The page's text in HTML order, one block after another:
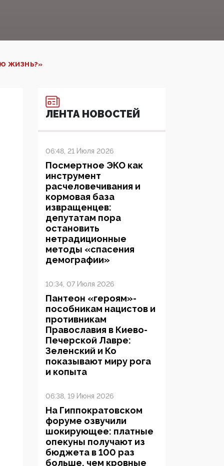
ЖИЗНЬ?»
ЛЕНТА НОВОСТЕЙ
06:48, 21 Июля 2026
Посмертное ЭКО как
инструмент
расчеловечивания и
кормовая база
извращенцев:
депутатам пора
остановить
нетрадиционные
методы «спасения
демографии»
10:34, 07 Июля 2026
Пантеон «героям»-
пособникам нацистов и
противникам
Православия в Киево-
Печерской Лавре:
Зеленский и Ко
показывают миру рога
и копыта
06:38, 19 Июня 2026
На Гиппократовском
форуме озвучили
шокирующее: платные
опекуны получают из
бюджета в 100 раз
больше, чем кровные